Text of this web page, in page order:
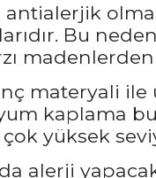
Bu
materyali ile
kaplama
yüksek
alerji